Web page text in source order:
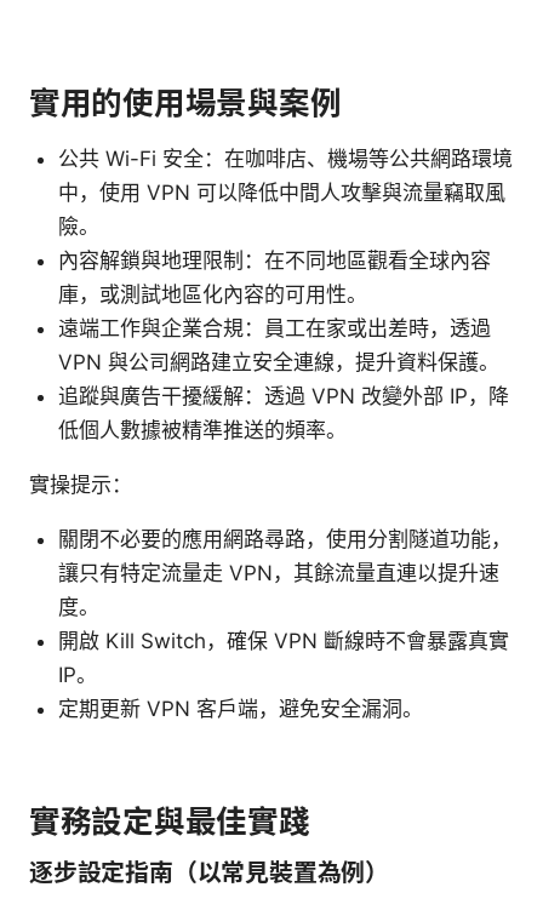
實用的使用場景與案例
公共 Wi-Fi 安全：在咖啡店、機場等公共網路環境
中，使用 VPN 可以降低中間人攻擊與流量竊取風
險。
內容解鎖與地理限制：在不同地區觀看全球內容
庫，或測試地區化內容的可用性。
遠端工作與企業合規：員工在家或出差時，透過
VPN 與公司網路建立安全連線，提升資料保護。
追蹤與廣告干擾緩解：透過 VPN 改變外部 IP，降
低個人數據被精準推送的頻率。
實操提示：
關閉不必要的應用網路尋路，使用分割隧道功能，
讓只有特定流量走 VPN，其餘流量直連以提升速
度。
開啟 Kill Switch，確保 VPN 斷線時不會暴露真實
IP。
定期更新 VPN 客戶端，避免安全漏洞。
實務設定與最佳實踐
逐步設定指南（以常見裝置為例）